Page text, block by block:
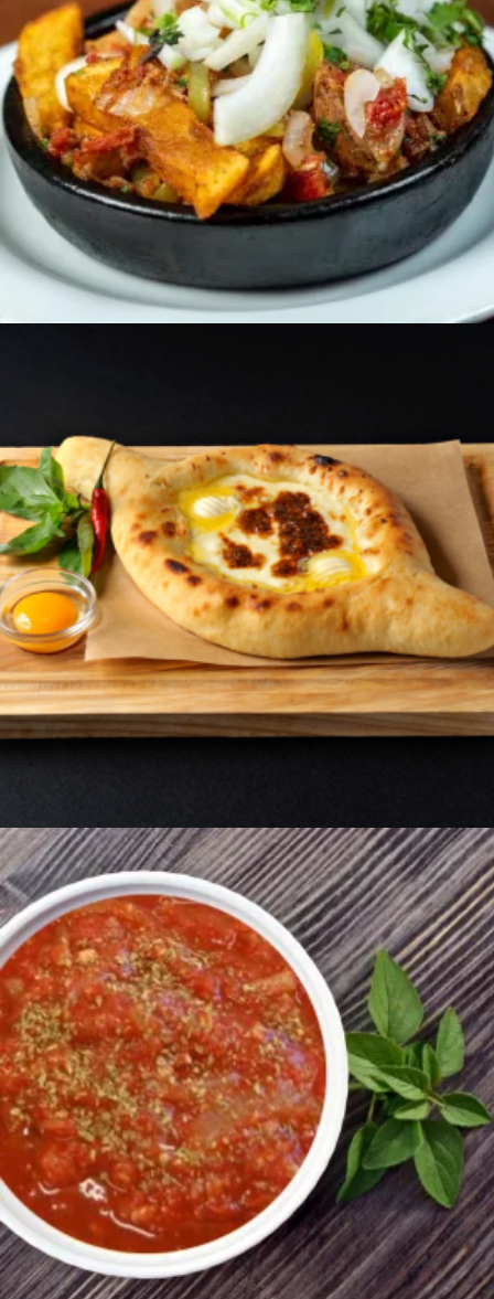
3200 AMD
1400AMD
Ավելացնել զամբյուղ
400 AMD